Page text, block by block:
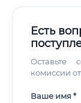
Есть
Оставьте
комиссии
Ваше имя *